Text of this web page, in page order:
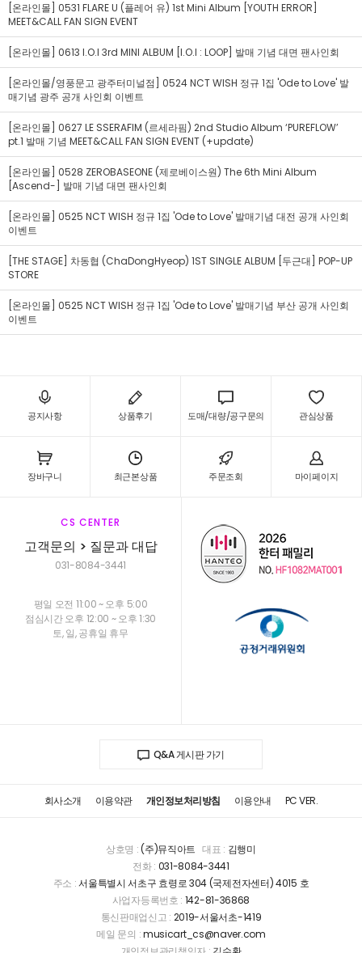
[온라인몰] 0531 FLARE U (플레어 유) 1st Mini Album [YOUTH ERROR]
MEET&CALL FAN SIGN EVENT
[온라인몰] 0613 I.O.I 3rd MINI ALBUM [I.O.I : LOOP] 발매 기념 대면 팬사인회
[온라인몰/영풍문고 광주터미널점] 0524 NCT WISH 정규 1집 'Ode to Love' 발
매기념 광주 공개 사인회 이벤트
[온라인몰] 0627 LE SSERAFIM (르세라핌) 2nd Studio Album ‘PUREFLOW’
pt.1 발매 기념 MEET&CALL FAN SIGN EVENT (+update)
[온라인몰] 0528 ZEROBASEONE (제로베이스원) The 6th Mini Album
[Ascend-] 발매 기념 대면 팬사인회
[온라인몰] 0525 NCT WISH 정규 1집 'Ode to Love' 발매기념 대전 공개 사인회
이벤트
[THE STAGE] 차동협 (ChaDongHyeop) 1ST SINGLE ALBUM [두근대] POP-UP
STORE
[온라인몰] 0525 NCT WISH 정규 1집 'Ode to Love' 발매기념 부산 공개 사인회
이벤트
공지사항 상품후기 도매/대량/공구문의 관심상품
장바구니 최근본상품 주문조회 마이페이지
CS CENTER
고객문의 > 질문과 대답
031-8084-3441
평일 오전 11:00 ~ 오후 5:00
점심시간 오후 12:00 ~ 오후 1:30
토, 일, 공휴일 휴무
Q&A 게시판 가기
회사소개 이용약관 개인정보처리방침 이용안내 PC VER.
상호명 :(주)뮤직아트 대표 : 김행미
전화 : 031-8084-3441
주소 :서울특별시 서초구 효령로 304 (국제전자센터) 4015 호
사업자등록번호 : 142-81-36868
통신판매업신고 : 2019-서울서초-1419
메일 문의 :musicart_cs@naver.com